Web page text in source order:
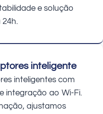
e solução
inteligente
inteligentes com
integração ao Wi-Fi.
ajustamos